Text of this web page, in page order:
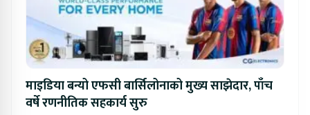
माइडिया बन्यो एफसी बार्सिलोनाको मुख्य साझेदार, पाँच
वर्षे रणनीतिक सहकार्य सुरु